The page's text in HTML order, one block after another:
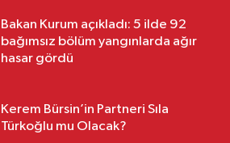
Bakan Kurum açıkladı: 5 ilde 92
bağımsız bölüm yangınlarda ağır
hasar gördü
Kerem Bürsin’in Partneri Sıla
Türkoğlu mu Olacak?